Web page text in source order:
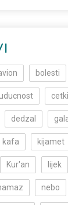
bolesti
dedzal
kafa kijamet
Kur'an lijek
nebo